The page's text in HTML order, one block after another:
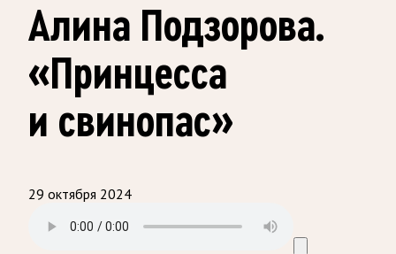
Алина Подзорова.
«Принцесса
и свинопас»
29 октября 2024